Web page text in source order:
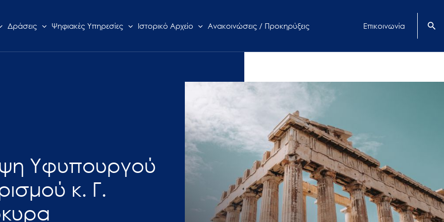
Δράσεις Ψηφιακές Υπηρεσίες Ιστορικό Αρχείο Ανακοινώσεις / Προκηρύξεις Επικοινωνία
Υφυπουργού
κ. Γ.